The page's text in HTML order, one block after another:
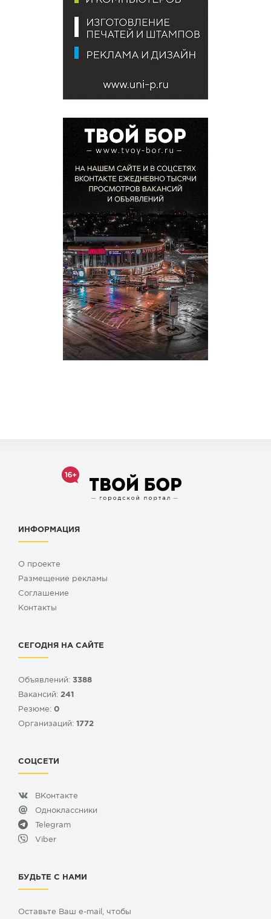
ИНФОРМАЦИЯ
О проекте
Размещение рекламы
Cоглашение
Контакты
СЕГОДНЯ НА САЙТЕ
Объявлений: 3388
Вакансий: 241
Резюме: 0
Организаций: 1772
СОЦСЕТИ
ВКонтакте
Одноклассники
Telegram
Viber
БУДЬТЕ С НАМИ
Оставьте Ваш e-mail, чтобы